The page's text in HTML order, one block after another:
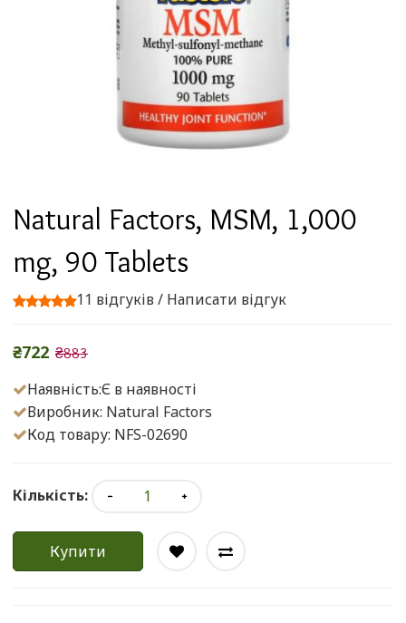
Natural Factors, MSM, 1,000
mg, 90 Tablets
11 відгуків/ Написати відгук
₴722 ₴883
Наявність:Є в наявності
Виробник: Natural Factors
Код товару: NFS-02690
Кількість:
Купити